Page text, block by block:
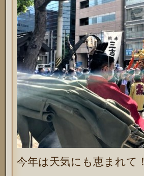
今年は天気にも恵まれて！